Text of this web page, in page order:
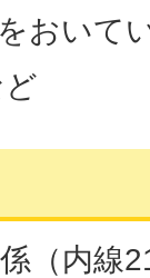
おいて
（内線